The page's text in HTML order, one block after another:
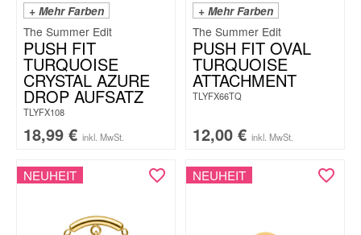
+ Mehr Farben
The Summer Edit
PUSH FIT
TURQUOISE
CRYSTAL AZURE
DROP AUFSATZ
TLYFX108
18,99 € inkl. MwSt.
+ Mehr Farben
The Summer Edit
PUSH FIT OVAL
TURQUOISE
ATTACHMENT
TLYFX66TQ
12,00 € inkl. MwSt.
NEUHEIT NEUHEIT